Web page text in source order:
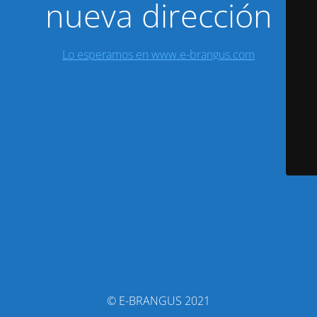
nueva dirección
Lo esperamos en www.e-brangus.com
© E-BRANGUS 2021